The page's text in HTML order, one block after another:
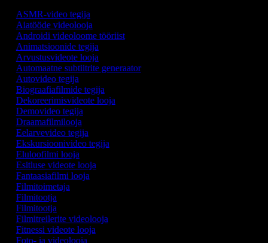
ASMR-video tegija
Aiatööde videolooja
Androidi videoloome tööriist
Animatsioonide tegija
Arvustusvideote looja
Automaatne subtiitrite generaator
Autovideo tegija
Biograafiafilmide tegija
Dekoreerimisvideote looja
Demovideo tegija
Draamafilmilooja
Eelarvevideo tegija
Ekskursioonivideo tegija
Eluloofilmi looja
Esitluse videote looja
Fantaasiafilmi looja
Filmitoimetaja
Filmitootja
Filmitootja
Filmitreilerite videolooja
Fitnessi videote looja
Foto- ja videolooja